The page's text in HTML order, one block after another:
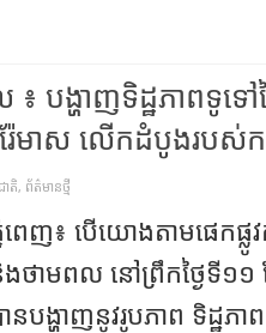
បង្ហាញទិដ្ឋភាពទូទៅន
មាស លើកដំបូងរបស់កម្
ាតិ, ព័ត៌មានថ្មី
ពេញ​៖ បេីយោង​តាមផេកផ្លូ
ថាមពល នៅព្រឹកថ្ងៃទី១១
នបង្ហាញនូវរូបភាព ទិដ្ឋភា